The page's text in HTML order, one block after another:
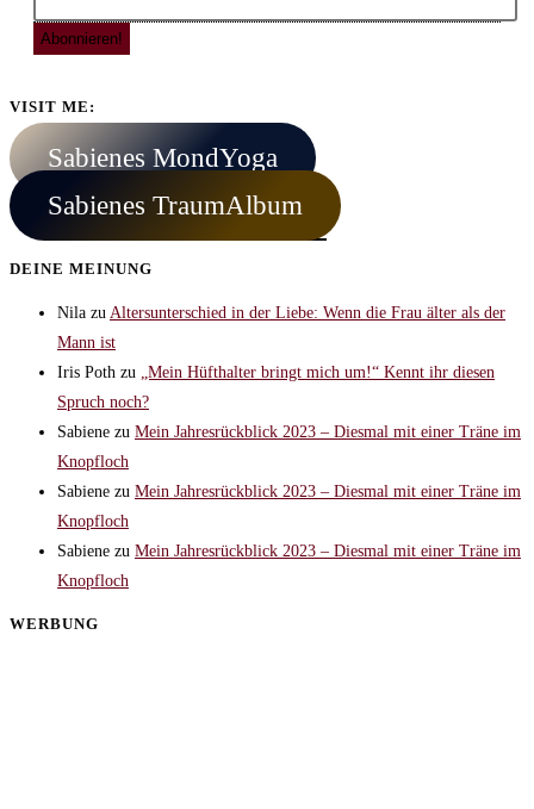
VISIT ME:
Sabienes MondYoga
Sabienes TraumAlbum
DEINE MEINUNG
Nila zu Altersunterschied in der Liebe: Wenn die Frau älter als der
Mann ist
Iris Poth zu
„Mein Hüfthalter bringt mich um!“ Kennt ihr diesen
Spruch noch?
Sabiene zu Mein Jahresrückblick 2023 – Diesmal mit einer Träne im
Knopfloch
Sabiene zu Mein Jahresrückblick 2023 – Diesmal mit einer Träne im
Knopfloch
Sabiene zu Mein Jahresrückblick 2023 – Diesmal mit einer Träne im
Knopfloch
WERBUNG